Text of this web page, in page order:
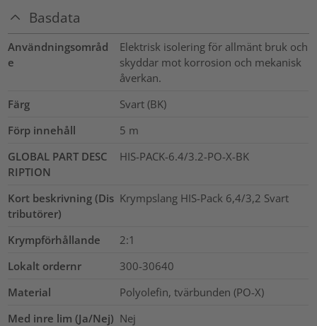
Basdata
Användningsområd
e
Elektrisk isolering för allmänt bruk och
skyddar mot korrosion och mekanisk
åverkan.
Färg
Svart (BK)
Förp innehåll
5 m
GLOBAL PART DESC
RIPTION
HIS-PACK-6.4/3.2-PO-X-BK
Kort beskrivning (Dis
tributörer)
Krympslang HIS-Pack 6,4/3,2 Svart
Krympförhållande
2:1
Lokalt ordernr
300-30640
Material
Polyolefin, tvärbunden (PO-X)
Med inre lim (Ja/Nej) Nej